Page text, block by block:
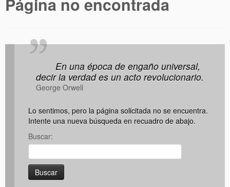
Viajeros de leyenda
Foros
En una época de engaño universal,
decir la verdad es un acto revolucionario.
George Orwell
Lo sentimos, pero la página solicitada no se encuentra.
Intente una nueva búsqueda en recuadro de abajo.
Buscar: